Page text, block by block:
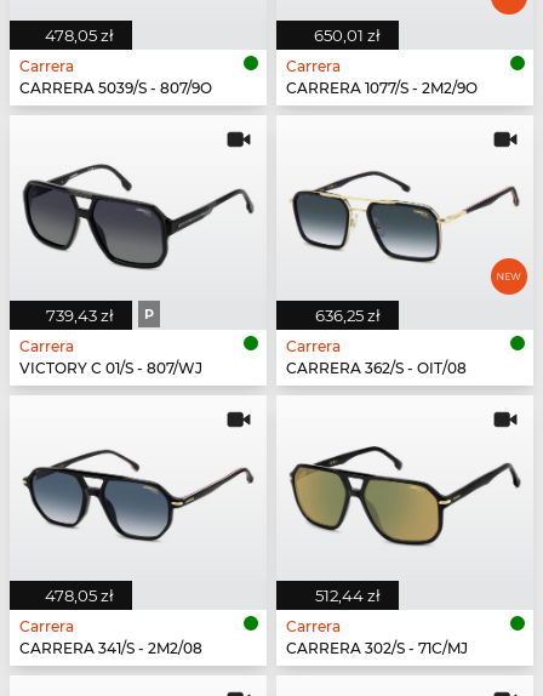
478,05 zł
Carrera
CARRERA 5039/S - 807/9O
650,01 zł
Carrera
CARRERA 1077/S - 2M2/9O
739,43 zł P
Carrera
VICTORY C 01/S - 807/WJ
636,25 zł
Carrera
CARRERA 362/S - OIT/08
478,05 zł
Carrera
CARRERA 341/S - 2M2/08
512,44 zł
Carrera
CARRERA 302/S - 71C/MJ